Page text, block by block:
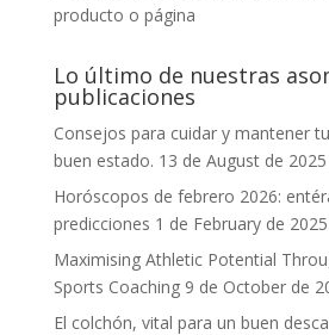
producto o página
Lo último de nuestras
publicaciones
Consejos para cuidar y mantener
buen estado. 13 de August de 2025
Horóscopos de febrero 2026:
predicciones 1 de February de 2025
Maximising Athletic Potential
Sports Coaching 9 de October de
El colchón, vital para un buen